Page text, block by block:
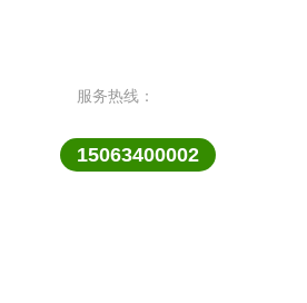
服务热线：
15063400002